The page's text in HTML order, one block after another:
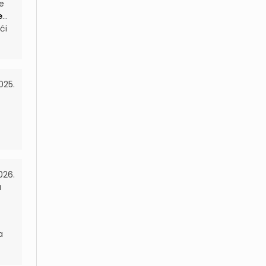
...